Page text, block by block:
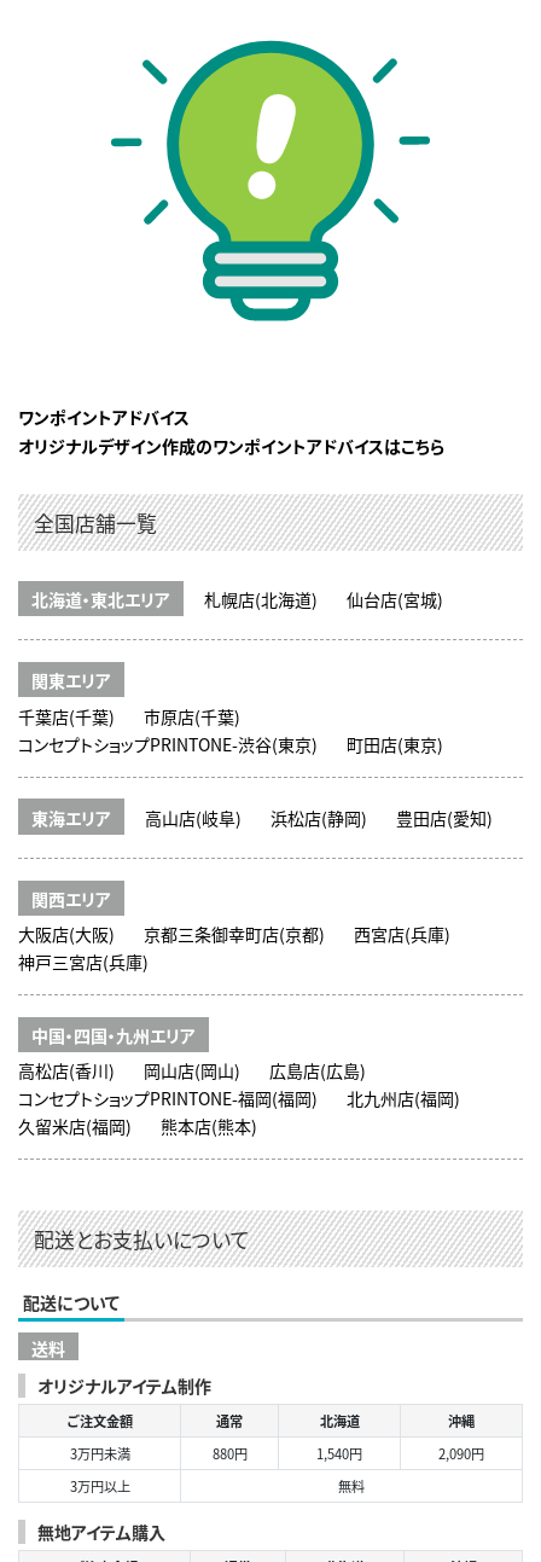
ワンポイントアドバイス
オリジナルデザイン作成のワンポイントアドバイスはこちら
全国店舗一覧
北海道・東北エリア 札幌店(北海道) 仙台店(宮城)
関東エリア
千葉店(千葉)
市原店(千葉)
コンセプトショップPRINTONE-渋谷(東京)
町田店(東京)
東海エリア 高山店(岐阜) 浜松店(静岡) 豊田店(愛知)
関西エリア
大阪店(大阪)
京都三条御幸町店(京都)
西宮店(兵庫)
神戸三宮店(兵庫)
中国・四国・九州エリア
高松店(香川)
岡山店(岡山)
広島店(広島)
コンセプトショップPRINTONE-福岡(福岡)
北九州店(福岡)
久留米店(福岡)
熊本店(熊本)
配送とお支払いについて
配送について
送料
オリジナルアイテム制作
ご注文金額 通常 北海道
沖縄
3万円未満
880円 1,540円
2,090円
3万円以上
無料
無地アイテム購入